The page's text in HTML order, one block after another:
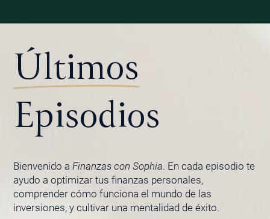
Últimos
Episodios
Bienvenido a Finanzas con Sophia. En cada episodio te
ayudo a optimizar tus finanzas personales,
comprender cómo funciona el mundo de las
inversiones, y cultivar una mentalidad de éxito.